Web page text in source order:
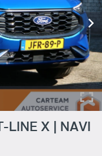
LINE X | NAVI